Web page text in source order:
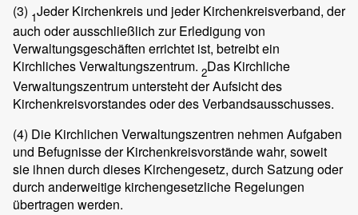
(3) 1Jeder Kirchenkreis und jeder Kirchenkreisverband, der
auch oder ausschließlich zur Erledigung von
Verwaltungsgeschäften errichtet ist, betreibt ein
Kirchliches Verwaltungszentrum. 2Das Kirchliche
Verwaltungszentrum untersteht der Aufsicht des
Kirchenkreisvorstandes oder des Verbandsausschusses.
(4) Die Kirchlichen Verwaltungszentren nehmen Aufgaben
und Befugnisse der Kirchenkreisvorstände wahr, soweit
sie ihnen durch dieses Kirchengesetz, durch Satzung oder
durch anderweitige kirchengesetzliche Regelungen
übertragen werden.